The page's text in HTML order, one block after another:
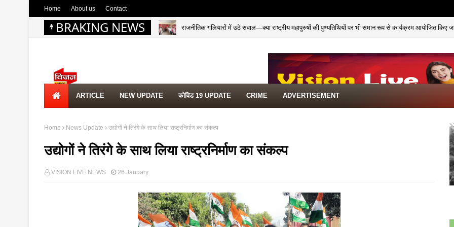
Home About us Contact
BRAKING NEWS राजनीतिक गलियारों में उठे सवाल—क्या राष्ट्रीय महापुरुषों की पुण्यतिथियों पर भी समान रूप से कार्यक्रम आयोजित किए
ARTICLE NEW UPDATE कोविड 19 UPDATE CRIME ADVERTISEMENT
Home News Update उद्योगों ने तिरंगे के साथ लिया राष्ट्रनिर्माण का संकल्प
उद्योगों ने तिरंगे के साथ लिया राष्ट्रनिर्माण का संकल्प
VISION LIVE NEWS 26 January